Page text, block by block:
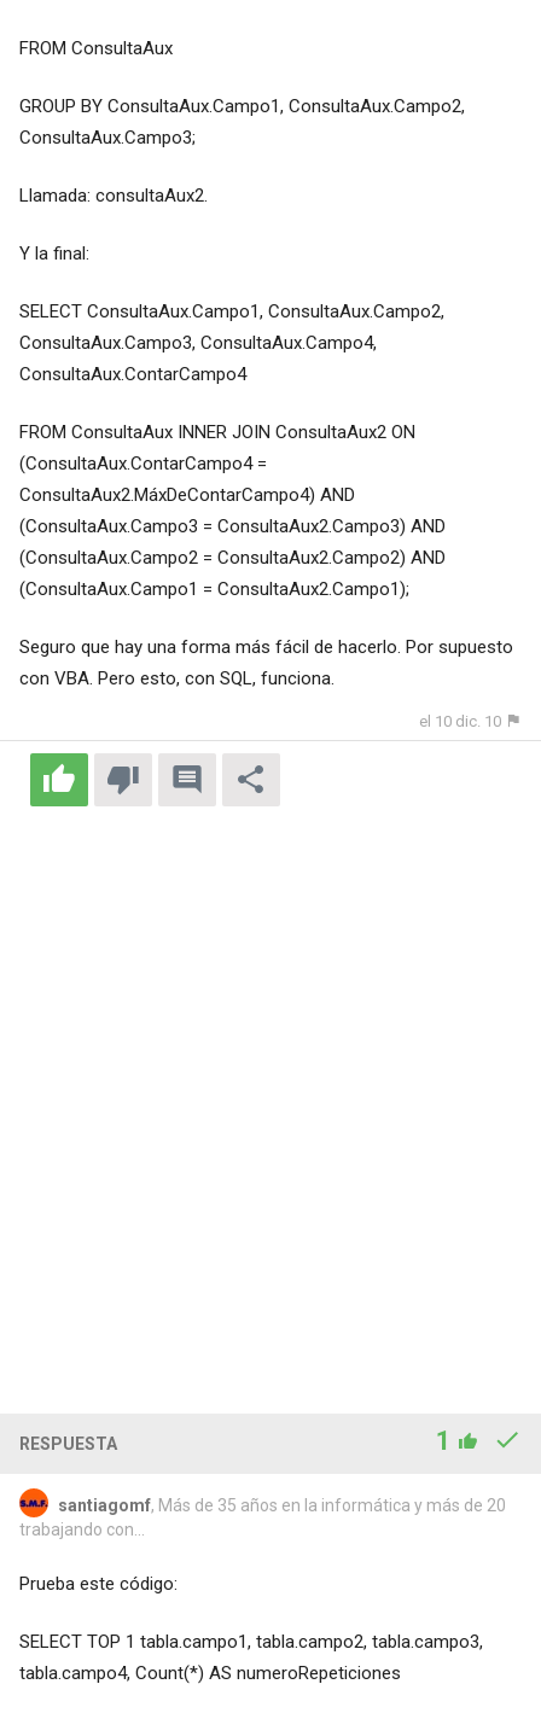
FROM ConsultaAux
GROUP BY ConsultaAux.Campo1, ConsultaAux.Campo2,
ConsultaAux.Campo3;
Llamada: consultaAux2.
Y la final:
SELECT ConsultaAux.Campo1, ConsultaAux.Campo2,
ConsultaAux.Campo3, ConsultaAux.Campo4,
ConsultaAux.ContarCampo4
FROM ConsultaAux INNER JOIN ConsultaAux2 ON
(ConsultaAux.ContarCampo4 =
ConsultaAux2.MáxDeContarCampo4) AND
(ConsultaAux.Campo3 = ConsultaAux2.Campo3) AND
(ConsultaAux.Campo2 = ConsultaAux2.Campo2) AND
(ConsultaAux.Campo1 = ConsultaAux2.Campo1);
Seguro que hay una forma más fácil de hacerlo. Por supuesto
con VBA. Pero esto, con SQL, funciona.
el 10 dic. 10
RESPUESTA 1
santiagomf, Más de 35 años en la informática y más de 20
trabajando con...
Prueba este código:
SELECT TOP 1 tabla.campo1, tabla.campo2, tabla.campo3,
tabla.campo4, Count(*) AS numeroRepeticiones